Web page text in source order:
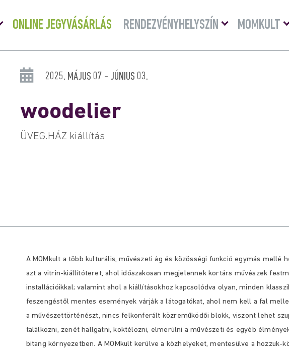
Menü
lenyitása
ONLINE JEGYVÁSÁRLÁS RENDEZVÉNYHELYSZÍN
Menü
lenyitásaMOMKULT
2025. MÁJUS 07 - JÚNIUS 03.
woodelier
ÜVEG.HÁZ kiállítás
A MOMkult a több kulturális, művészeti ág és közösségi funkció egymás mellé
azt a vitrin-kiállítóteret, ahol időszakosan megjelennek kortárs művészek
installációikkal; valamint ahol a kiállításokhoz kapcsolódva olyan, minden
feszengéstől mentes események várják a látogatókat, ahol nem kell a fal
a művészettörténészt, nincs felkonferált közreműködői blokk, viszont lehet
találkozni, zenét hallgatni, koktélozni, elmerülni a művészeti és egyéb
bitang környezetben. A MOMkult kerülve a közhelyeket, mentesülve a hozzuk-